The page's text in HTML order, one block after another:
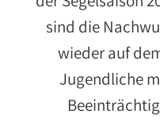
sind die
wieder auf
Jugendliche